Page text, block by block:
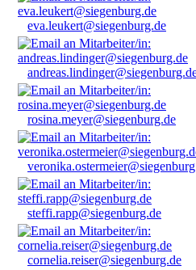
eva.leukert@siegenburg.de
rosina.meyer@siegenburg.de
steffi.rapp@siegenburg.de
cornelia.reiser@siegenburg.de